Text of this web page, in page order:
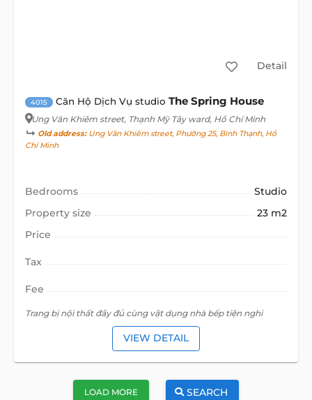
Detail
4015 Căn Hộ Dịch Vụ studio The Spring House
Ung Văn Khiêm street, Thạnh Mỹ Tây ward, Hồ Chí Minh
Old address:Ung Văn Khiêm street, Phường 25, Bình Thạnh, Hồ
Chí Minh
Bedrooms
Studio
Property size
23 m2
Price
Tax
Fee
Trang bị nội thất đầy đủ cùng vật dụng nhà bếp tiện nghi
VIEW DETAIL
LOAD MORE SEARCH